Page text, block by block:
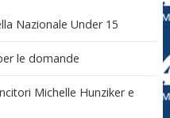
Nazionale Under 15
le domande
Michelle Hunziker e